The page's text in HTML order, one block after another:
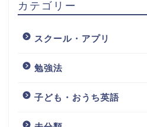
カテゴリー
スクール・アプリ
勉強法
子ども・おうち英語